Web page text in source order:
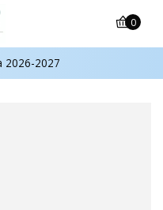
2026-2027
0